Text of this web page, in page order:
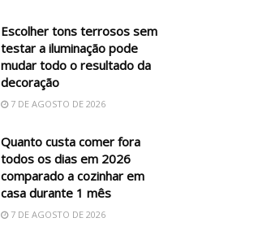
Escolher tons terrosos sem
testar a iluminação pode
mudar todo o resultado da
decoração
7 DE AGOSTO DE 2026
Quanto custa comer fora
todos os dias em 2026
comparado a cozinhar em
casa durante 1 mês
7 DE AGOSTO DE 2026